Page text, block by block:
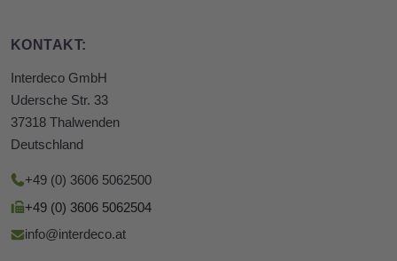
KONTAKT:
Interdeco GmbH
Udersche Str. 33
37318 Thalwenden
Deutschland
+49 (0) 3606 5062500
+49 (0) 3606 5062504
info@interdeco.at